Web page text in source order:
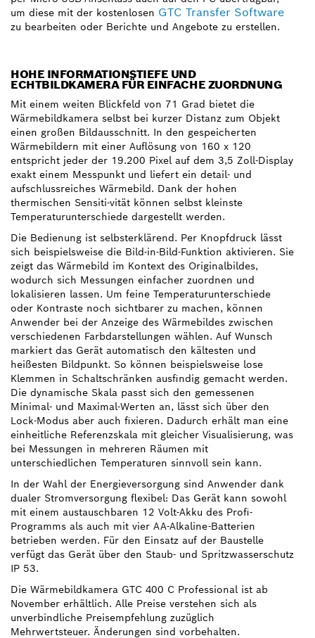
um diese mit der kostenlosen GTC Transfer Software
zu bearbeiten oder Berichte und Angebote zu erstellen.
HOHE INFORMATIONSTIEFE UND
ECHTBILDKAMERA FÜR EINFACHE ZUORDNUNG
Mit einem weiten Blickfeld von 71 Grad bietet die
Wärmebildkamera selbst bei kurzer Distanz zum Objekt
einen großen Bildausschnitt. In den gespeicherten
Wärmebildern mit einer Auflösung von 160 x 120
entspricht jeder der 19.200 Pixel auf dem 3,5 Zoll-Display
exakt einem Messpunkt und liefert ein detail- und
aufschlussreiches Wärmebild. Dank der hohen
thermischen Sensiti-vität können selbst kleinste
Temperaturunterschiede dargestellt werden.
Die Bedienung ist selbsterklärend. Per Knopfdruck lässt
sich beispielsweise die Bild-in-Bild-Funktion aktivieren. Sie
zeigt das Wärmebild im Kontext des Originalbildes,
wodurch sich Messungen einfacher zuordnen und
lokalisieren lassen. Um feine Temperaturunterschiede
oder Kontraste noch sichtbarer zu machen, können
Anwender bei der Anzeige des Wärmebildes zwischen
verschiedenen Farbdarstellungen wählen. Auf Wunsch
markiert das Gerät automatisch den kältesten und
heißesten Bildpunkt. So können beispielsweise lose
Klemmen in Schaltschränken ausfindig gemacht werden.
Die dynamische Skala passt sich den gemessenen
Minimal- und Maximal-Werten an, lässt sich über den
Lock-Modus aber auch fixieren. Dadurch erhält man eine
einheitliche Referenzskala mit gleicher Visualisierung, was
bei Messungen in mehreren Räumen mit
unterschiedlichen Temperaturen sinnvoll sein kann.
In der Wahl der Energieversorgung sind Anwender dank
dualer Stromversorgung flexibel: Das Gerät kann sowohl
mit einem austauschbaren 12 Volt-Akku des Profi-
Programms als auch mit vier AA-Alkaline-Batterien
betrieben werden. Für den Einsatz auf der Baustelle
verfügt das Gerät über den Staub- und Spritzwasserschutz
IP 53.
Die Wärmebildkamera GTC 400 C Professional ist ab
November erhältlich. Alle Preise verstehen sich als
unverbindliche Preisempfehlung zuzüglich
Mehrwertsteuer. Änderungen sind vorbehalten.